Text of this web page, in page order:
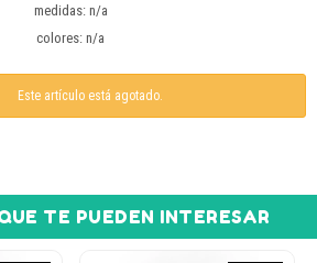
medidas: n/a
colores: n/a
Este artículo está agotado.
TE PUEDEN INTERESAR